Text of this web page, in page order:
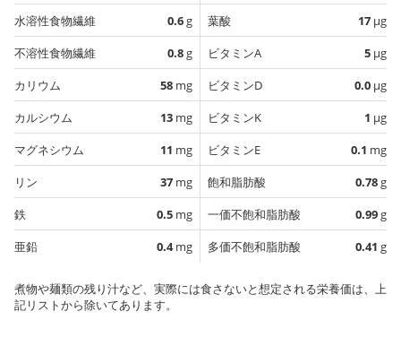
水溶性食物繊維
0.6g
不溶性食物繊維
0.8g
カリウム
58 mg
カルシウム
13 mg
マグネシウム
11 mg
リン
37 mg
鉄
0.5 mg
亜鉛
0.4mg
葉酸
17 µg
ビタミンA
5 µg
ビタミンD
0.0 µg
ビタミンK
1 µg
ビタミンE
0.1 mg
飽和脂肪酸
0.78g
一価不飽和脂肪酸
0.99g
多価不飽和脂肪酸
0.41 g
煮物や麺類の残り汁など、実際には食さないと想定される栄養価は、上
記リストから除いてあります。